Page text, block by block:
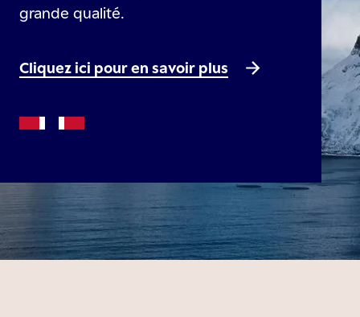
grande qualité.
Cliquez ici pour en savoir plus